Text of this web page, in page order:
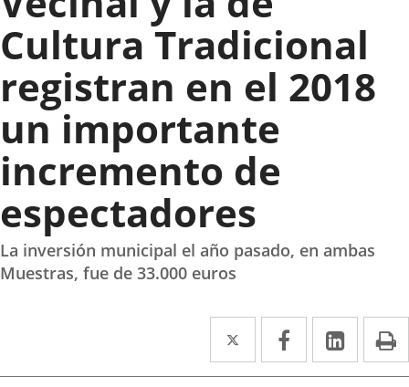
Cultura Tradicional
registran en el 2018
un importante
incremento de
espectadores
La inversión municipal el año pasado, en ambas
Muestras, fue de 33.000 euros
Twitter
Enlace
a
Facebook
Enlace
a
Enlace
a